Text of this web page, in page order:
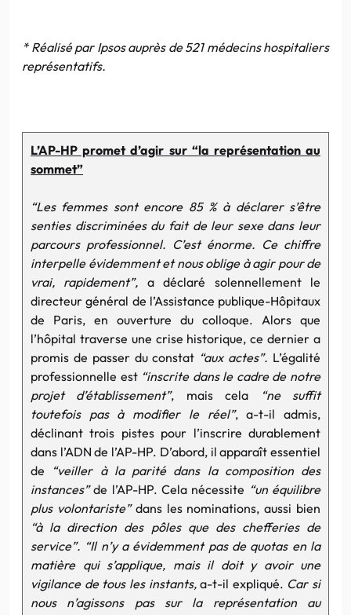
* Réalisé par Ipsos auprès de 521 médecins hospitaliers
représentatifs.
L’AP-HP promet d’agir sur “la représentation au
sommet”
“Les femmes sont encore 85 % à déclarer s’être
senties discriminées du fait de leur sexe dans leur
parcours professionnel. C’est énorme. Ce chiffre
interpelle évidemment et nous oblige à agir pour de
vrai, rapidement”, a déclaré solennellement le
directeur général de l’Assistance publique-Hôpitaux
de Paris, en ouverture du colloque. Alors que
l’hôpital traverse une crise historique, ce dernier a
promis de passer du constat “aux actes”. L’égalité
professionnelle est “inscrite dans le cadre de notre
projet d’établissement”, mais cela
“ne suffit
toutefois pas à modifier le réel”, a-t-il admis,
déclinant trois pistes pour l’inscrire durablement
dans l’ADN de l’AP-HP. D’abord, il apparaît essentiel
de
“veiller à la parité dans la composition des
instances”de l’AP-HP. Cela nécessite “un équilibre
plus volontariste” dans les nominations, aussi bien
“à la direction des pôles que des chefferies de
service”. “Il n’y a évidemment pas de quotas en la
matière qui s’applique, mais il doit y avoir une
vigilance de tous les instants,a-t-il expliqué. Car si
nous n’agissons pas sur la représentation au